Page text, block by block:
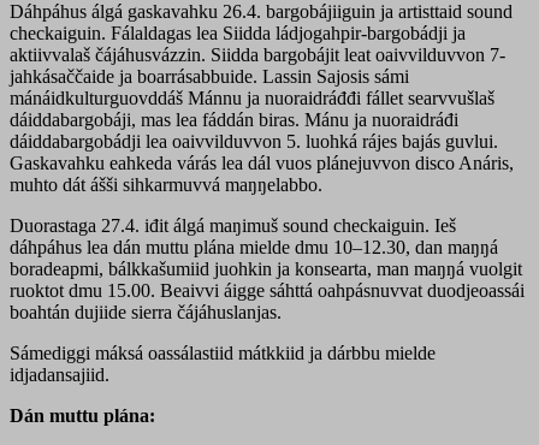
Dáhpáhus álgá gaskavahku 26.4. bargobájiiguin ja artisttaid sound
checkaiguin. Fálaldagas lea Siidda ládjogahpir-bargobádji ja
aktiivvalaš čájáhusvázzin. Siidda bargobájit leat oaivvilduvvon 7-
jahkásaččaide ja boarrásabbuide. Lassin Sajosis sámi
mánáidkulturguovddáš Mánnu ja nuoraidráđđi fállet searvvušlaš
dáiddabargobáji, mas lea fáddán biras. Mánu ja nuoraidráđi
dáiddabargobádji lea oaivvilduvvon 5. luohká rájes bajás guvlui.
Gaskavahku eahkeda várás lea dál vuos plánejuvvon disco Anáris,
muhto dát ášši sihkarmuvvá maŋŋelabbo.
Duorastaga 27.4. iđit álgá maŋimuš sound checkaiguin. Ieš
dáhpáhus lea dán muttu plána mielde dmu 10–12.30, dan maŋŋá
boradeapmi, bálkkašumiid juohkin ja konsearta, man maŋŋá vuolgit
ruoktot dmu 15.00. Beaivvi áigge sáhttá oahpásnuvvat duodjeoassái
boahtán dujiide sierra čájáhuslanjas.
Sámediggi máksá oassálastiid mátkkiid ja dárbbu mielde
idjadansajiid.
Dán muttu plána: